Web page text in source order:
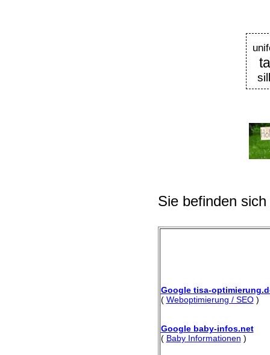
Sie befinden
Google tisa-
( Weboptimierung / SEO)
Google baby-infos.net
( Baby Informationen )